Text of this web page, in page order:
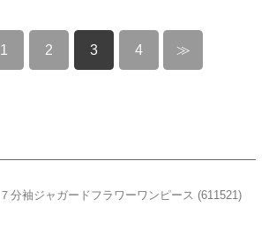
1 2 3 4 ≫
７分袖ジャガードフラワーワンピース (611521)